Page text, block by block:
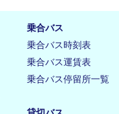
乗合バス
乗合バス時刻表
乗合バス運賃表
乗合バス停留所一覧